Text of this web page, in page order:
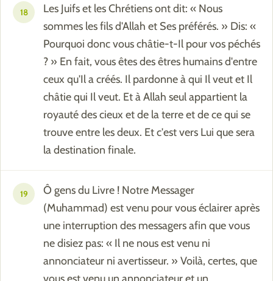
18
Les Juifs et les Chrétiens ont dit: « Nous
sommes les fils d'Allah et Ses préférés. » Dis: «
Pourquoi donc vous châtie-t-Il pour vos péchés
? » En fait, vous êtes des êtres humains d'entre
ceux qu'Il a créés. Il pardonne à qui Il veut et Il
châtie qui Il veut. Et à Allah seul appartient la
royauté des cieux et de la terre et de ce qui se
trouve entre les deux. Et c'est vers Lui que sera
la destination finale.
19
Ô gens du Livre ! Notre Messager
(Muhammad) est venu pour vous éclairer après
une interruption des messagers afin que vous
ne disiez pas: « Il ne nous est venu ni
annonciateur ni avertisseur. » Voilà, certes, que